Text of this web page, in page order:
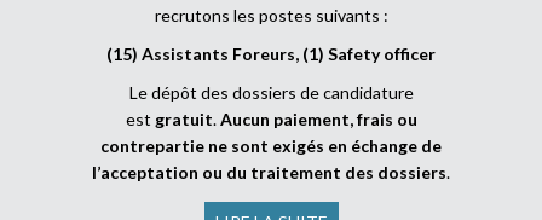
recrutons les postes suivants :
(15) Assistants Foreurs, (1) Safety officer
Le dépôt des dossiers de candidature
est gratuit.Aucun paiement, frais ou
contrepartie ne sont exigés en échange de
l’acceptation ou du traitement des dossiers.